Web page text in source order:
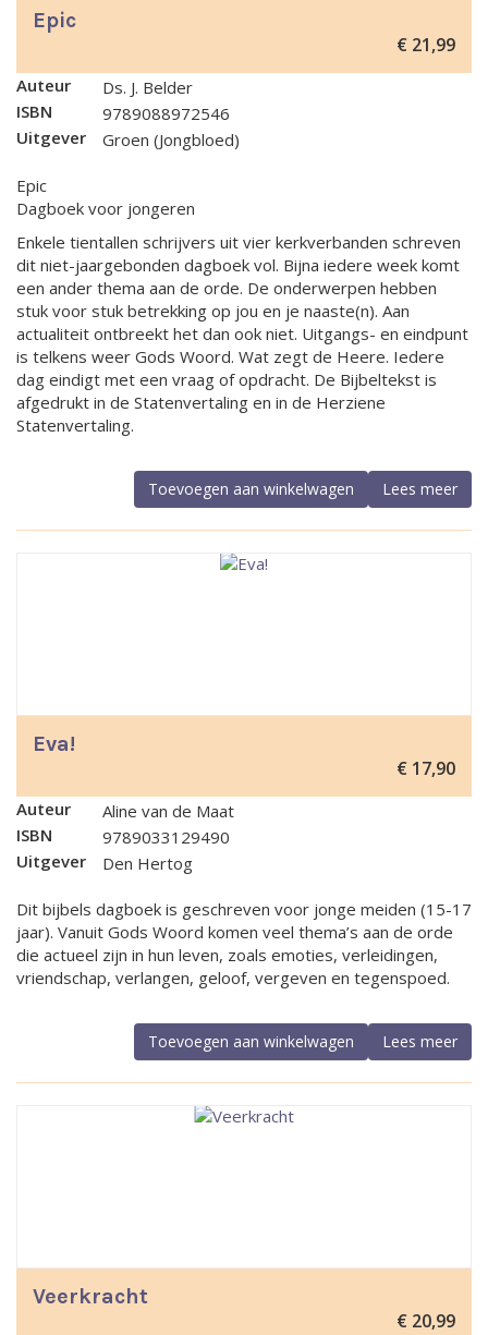
Epic
€ 21,99
Auteur
Ds. J. Belder
ISBN
9789088972546
Uitgever
Groen (Jongbloed)
Epic
Dagboek voor jongeren
Enkele tientallen schrijvers uit vier kerkverbanden schreven
dit niet-jaargebonden dagboek vol. Bijna iedere week komt
een ander thema aan de orde. De onderwerpen hebben
stuk voor stuk betrekking op jou en je naaste(n). Aan
actualiteit ontbreekt het dan ook niet. Uitgangs- en eindpunt
is telkens weer Gods Woord. Wat zegt de Heere. Iedere
dag eindigt met een vraag of opdracht. De Bijbeltekst is
afgedrukt in de Statenvertaling en in de Herziene
Statenvertaling.
Lees meer
Toevoegen aan winkelwagen
Eva!
€ 17,90
Auteur
Aline van de Maat
ISBN
9789033129490
Uitgever
Den Hertog
Dit bijbels dagboek is geschreven voor jonge meiden (15-17
jaar). Vanuit Gods Woord komen veel thema’s aan de orde
die actueel zijn in hun leven, zoals emoties, verleidingen,
vriendschap, verlangen, geloof, vergeven en tegenspoed.
Lees meer
Toevoegen aan winkelwagen
Veerkracht
€ 20,99